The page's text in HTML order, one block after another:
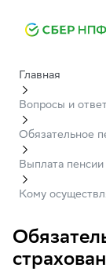
Главная
Вопросы и
Обязательное
Выплата
Кому